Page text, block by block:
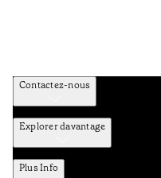
Contactez-nous
Explorer davantage
Plus Info